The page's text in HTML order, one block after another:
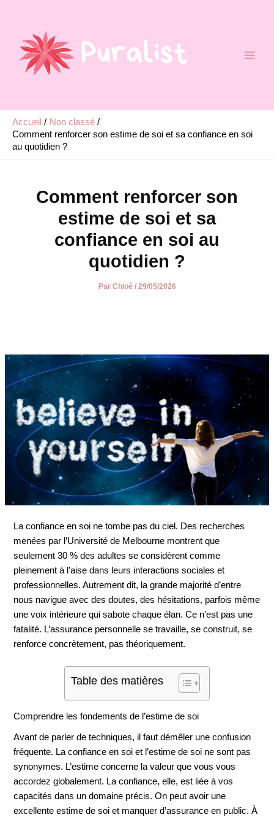
Accueil
Non classé
Comment renforcer son estime de soi et sa confiance en soi
au quotidien ?
Comment renforcer son
estime de soi et sa
confiance en soi au
quotidien ?
Par Chloé / 29/05/2026
La confiance en soi ne tombe pas du ciel. Des recherches
menées par l’Université de Melbourne montrent que
seulement 30 % des adultes se considèrent comme
pleinement à l’aise dans leurs interactions sociales et
professionnelles. Autrement dit, la grande majorité d’entre
nous navigue avec des doutes, des hésitations, parfois même
une voix intérieure qui sabote chaque élan. Ce n’est pas une
fatalité. L’assurance personnelle se travaille, se construit, se
renforce concrètement, pas théoriquement.
Table des matières
Comprendre les fondements de l’estime de soi
Avant de parler de techniques, il faut démêler une confusion
fréquente. La confiance en soi et l’estime de soi ne sont pas
synonymes. L’estime concerne la valeur que vous vous
accordez globalement. La confiance, elle, est liée à vos
capacités dans un domaine précis. On peut avoir une
excellente estime de soi et manquer d’assurance en public. À